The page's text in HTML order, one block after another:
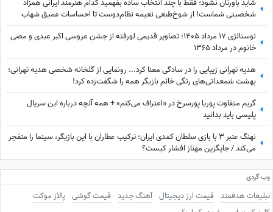
شاید باورتان نشود؛ فقط با چند انتخاب ساده بفهمید کدام هنرمند ایرانی همزاد
شخصیتی شماست! از شوخ‌طبعی نعیمه نظام‌دوست تا احساسات عمیق شهاب
حسینی؛ شما شبیه کدام‌یک هستید؟
نوستالژی 17 مرداد 1405؛ تصاویر قدیمی لورفته از جشن عروسی اکبر عبدی و مصی
خانوم در مرداد 1365
هدیه تهرانی زیبایی را در سادگی معنا کرد... رونمایی از گلخانه شخصی هدیه تهرانی؛
بهشت شمعدانی‌های رنگی خانم بازیگر همه را شگفت‌زده کرد!
گریم متفاوت پوریا پورسرخ در «اعتراف می‌کنم» + همه آنچه درباره این سریال
پلیسی باید بدانید
نهنگ عنبر 3 با بازی سلطان کمدی ایران؛ ترکیب عطاران با این بازیگر، سینما را منفجر
می‌کند / جایگزین مهناز افشار کیست؟
وب گردی
تبلیغات هدفمند قیمت ارز دیجیتال آهنگ جدید قیمت گوشی پالاز موکت